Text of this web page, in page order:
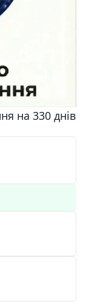
на 330 днів